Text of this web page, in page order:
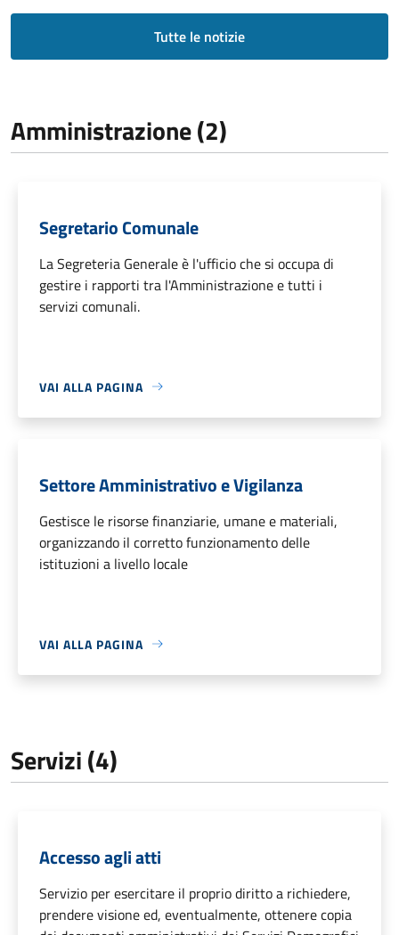
Tutte le notizie
Amministrazione (2)
Segretario Comunale
La Segreteria Generale è l'ufficio che si occupa di
gestire i rapporti tra l'Amministrazione e tutti i
servizi comunali.
VAI ALLA PAGINA
Settore Amministrativo e Vigilanza
Gestisce le risorse finanziarie, umane e materiali,
organizzando il corretto funzionamento delle
istituzioni a livello locale
VAI ALLA PAGINA
Servizi (4)
Accesso agli atti
Servizio per esercitare il proprio diritto a richiedere,
prendere visione ed, eventualmente, ottenere copia